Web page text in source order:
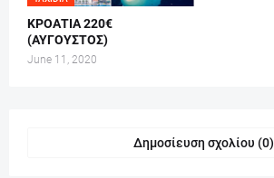
ΚΡΟΑΤΙΑ 220€
(ΑΥΓΟΥΣΤΟΣ)
June 11, 2020
Δημοσίευση σχολίου (0)